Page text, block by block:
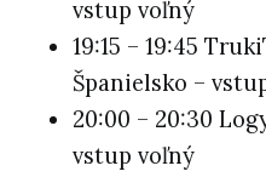
vstup voľný
19:15 – 19:45
Španielsko –
20:00 – 20:30
vstup voľný